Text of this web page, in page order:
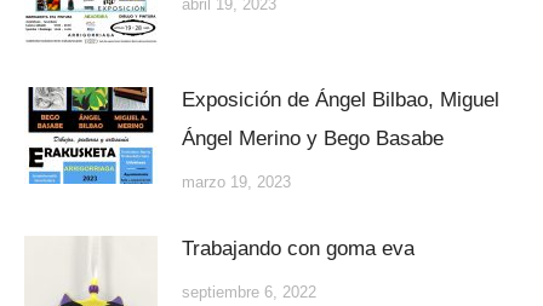
abril 19, 2023
Exposición de Ángel Bilbao, Miguel
Ángel Merino y Bego Basabe
marzo 19, 2023
Trabajando con goma eva
septiembre 6, 2022